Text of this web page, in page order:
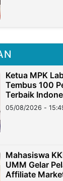
Ketua MPK
Tembus 100
Terbaik
05/08/2026 -
Mahasiswa
UMM Gelar
Affiliate